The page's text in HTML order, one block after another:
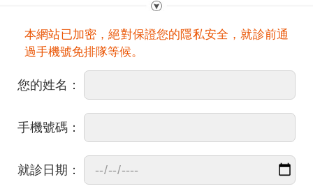
本網站已加密，絕對保證您的隱私安全，就診前通
過手機號免排隊等候。
您的姓名：
手機號碼：
就診日期：